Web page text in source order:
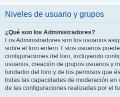
Niveles de usuario y grupos
¿Qué son los Administradores?
Los Administradores son los usuarios
sobre el foro entero. Estos usuarios
configuraciones del foro, incluyendo
usuarios, creación de grupos usuarios y
fundador del foro y de los permisos que
todas las capacidades de moderación
de las configuraciones realizadas por el